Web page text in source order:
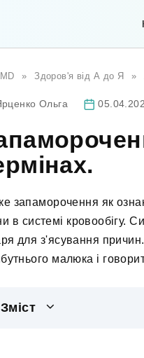
» Здоров'я від А до Я »
Ольга
запаморочення як
в системі кровообігу.
для з'ясування
малюка і
Зміст